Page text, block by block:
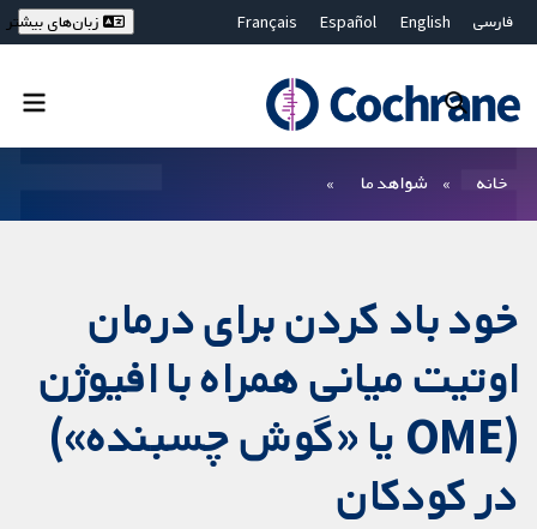
فارسی English
Español
Français
Bahasa Malaysia
ไทย
繁體中文
زبان‌های بیشتر
خانه شواهد ما
خود باد کردن برای درمان
اوتیت میانی همراه با افیوژن
(OME یا «گوش چسبنده»)
در کودکان